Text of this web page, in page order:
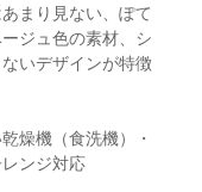
まり見ない、ぽて
ジュ色の素材、シ
いデザインが特徴
燥機（食洗機）・
ンジ対応